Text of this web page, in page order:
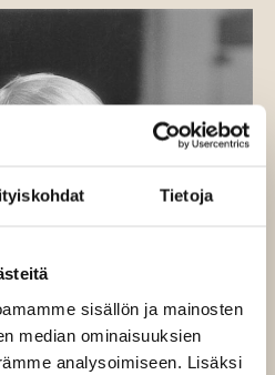
Tietoja
sisällön ja mainosten
median ominaisuuksien
analysoimiseen. Lisäksi